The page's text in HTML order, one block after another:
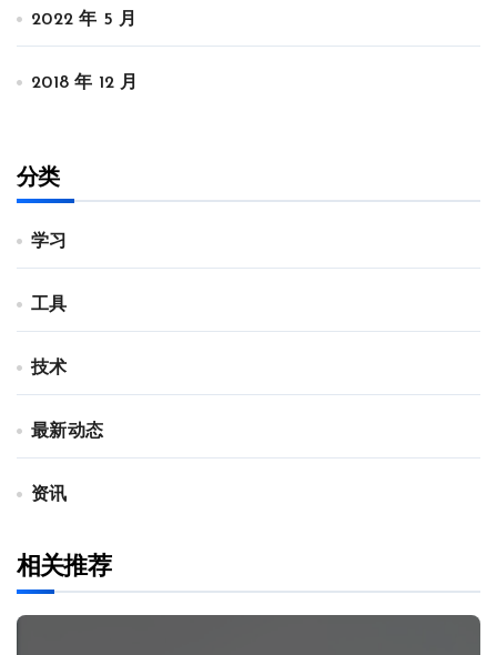
2022 年 5 月
2018 年 12 月
分类
学习
工具
技术
最新动态
资讯
相关推荐